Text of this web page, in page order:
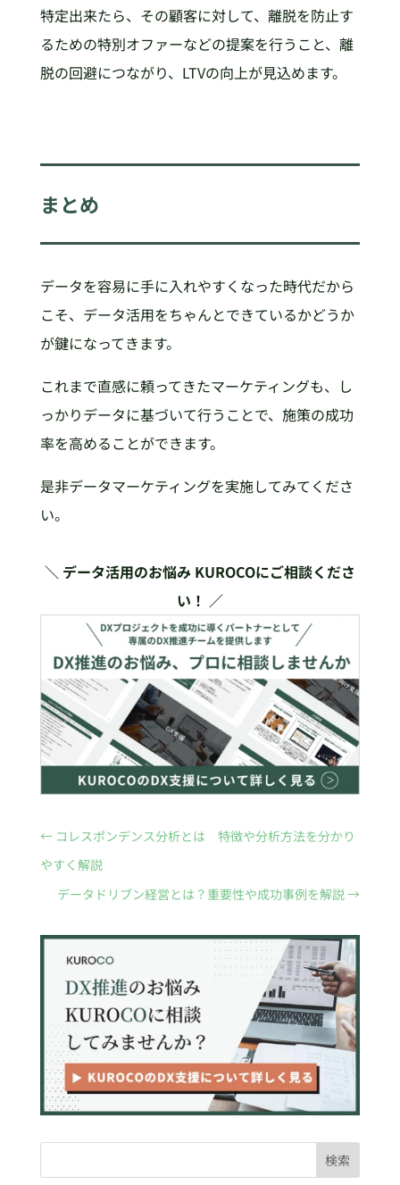
特定出来たら、その顧客に対して、離脱を防止す
るための特別オファーなどの提案を行うこと、離
脱の回避につながり、LTVの向上が見込めます。
まとめ
データを容易に手に入れやすくなった時代だから
こそ、データ活用をちゃんとできているかどうか
が鍵になってきます。
これまで直感に頼ってきたマーケティングも、し
っかりデータに基づいて行うことで、施策の成功
率を高めることができます。
是非データマーケティングを実施してみてくださ
い。
＼ データ活用のお悩み KUROCOにご相談くださ
い！ ／
← コレスポンデンス分析とは 特徴や分析方法を分かり
やすく解説
データドリブン経営とは？重要性や成功事例を解説→
検索